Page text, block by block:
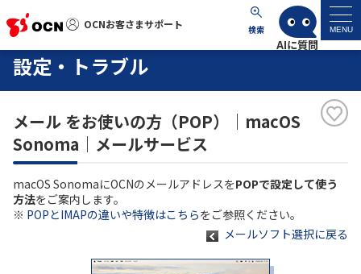
OCNお客さまサポート 検索 MENU
OCNお客さまサポート
サポートトップ
サービス名から探す
よくあるご質問
工事・故障情報
設定・トラブル
メール をお使いの方（POP）｜macOS
Sonoma｜メールサービス
macOS SonomaにOCNのメールアドレスをPOPで設定して使う
方法をご案内します。
※ POPとIMAPの違いや特徴はこちらをご参照ください。
メールソフト選択に戻る